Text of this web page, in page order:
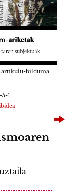
artikulu-bilduma
5-1